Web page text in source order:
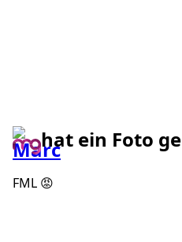
hat ein Foto
FML 😡